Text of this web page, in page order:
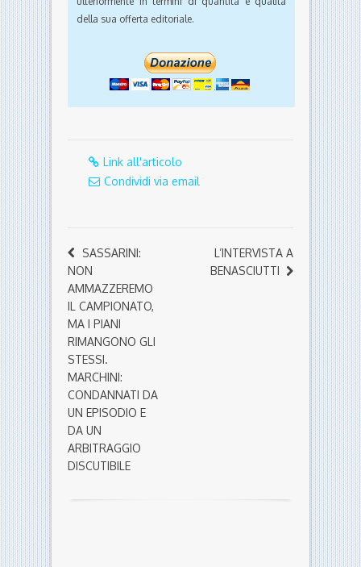
della sua offerta editoriale.
Link all'articolo
Condividi via email
SASSARINI:
NON
AMMAZZEREMO
IL CAMPIONATO,
MA I PIANI
RIMANGONO GLI
STESSI.
MARCHINI:
CONDANNATI DA
UN EPISODIO E
DA UN
ARBITRAGGIO
DISCUTIBILE
L’INTERVISTA A
BENASCIUTTI